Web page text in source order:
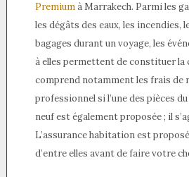
Premiumà Marrakech. Parmi les
les dégâts des eaux, les incendies,
bagages durant un voyage, les
à elles permettent de constituer la
comprend notamment les frais de
professionnel si l’une des pièces
neuf est également proposée ; il
L’assurance habitation est
d’entre elles avant de faire votre